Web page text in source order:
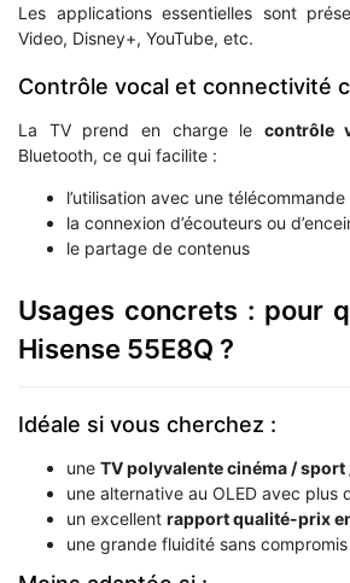
Les applications essentielles sont
Video, Disney+, YouTube, etc.
Contrôle vocal et connectivité
La TV prend en charge le contrôle
Bluetooth, ce qui facilite :
l’utilisation avec une
la connexion d’écouteurs ou
le partage de contenus
Usages concrets : pour
Hisense 55E8Q ?
Idéale si vous cherchez :
une TV polyvalente cinéma / sport
une alternative au OLED avec plus
un excellent rapport qualité-prix
une grande fluidité sans compromis